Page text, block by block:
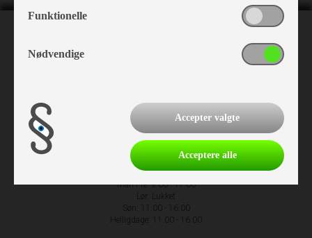
Åbningstider
Man-Fre: 9.00 - 17.00
Lør: Lukket
Søn: 11.00 - 16.00
Helligdage: 11.00 - 16.00
Funktionelle
Nødvendige
Accepter valgte
Acceptere alle